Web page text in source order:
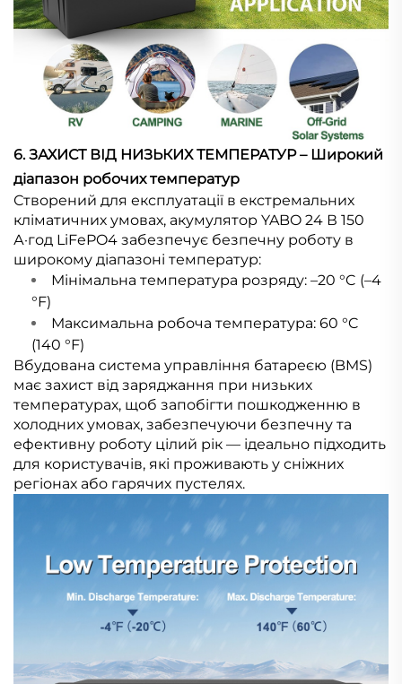
6. ЗАХИСТ ВІД НИЗЬКИХ ТЕМПЕРАТУР – Широкий
діапазон робочих температур
Створений для експлуатації в екстремальних
кліматичних умовах, акумулятор YABO 24 В 150
А·год LiFePO4 забезпечує безпечну роботу в
широкому діапазоні температур:
Мінімальна температура розряду: –20 °C (–4
°F)
Максимальна робоча температура: 60 °C
(140 °F)
Вбудована система управління батареєю (BMS)
має захист від заряджання при низьких
температурах, щоб запобігти пошкодженню в
холодних умовах, забезпечуючи безпечну та
ефективну роботу цілий рік — ідеально підходить
для користувачів, які проживають у сніжних
регіонах або гарячих пустелях.